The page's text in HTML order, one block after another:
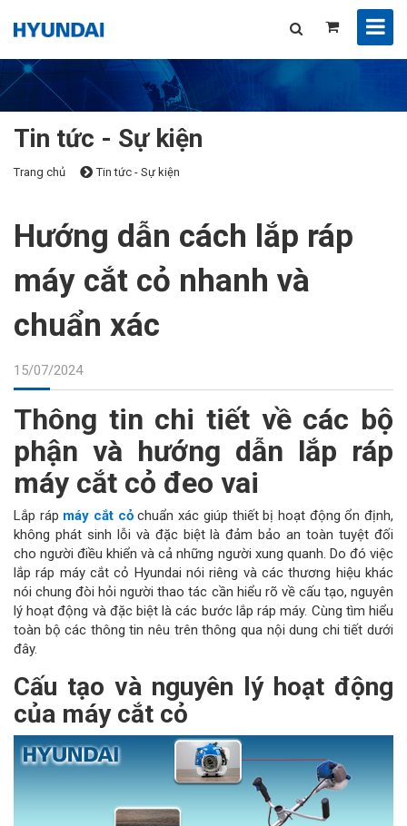
Tin tức - Sự kiện
Trang chủ Tin tức - Sự kiện
Hướng dẫn cách lắp ráp
máy cắt cỏ nhanh và
chuẩn xác
15/07/2024
Thông tin chi tiết về các bộ
phận và hướng dẫn lắp ráp
máy cắt cỏ đeo vai
Lắp ráp máy cắt cỏchuẩn xác giúp thiết bị hoạt động ổn định,
không phát sinh lỗi và đặc biệt là đảm bảo an toàn tuyệt đối
cho người điều khiển và cả những người xung quanh. Do đó việc
lắp ráp máy cắt cỏ Hyundai nói riêng và các thương hiệu khác
nói chung đòi hỏi người thao tác cần hiểu rõ về cấu tạo, nguyên
lý hoạt động và đặc biệt là các bước lắp ráp máy. Cùng tìm hiểu
toàn bộ các thông tin nêu trên thông qua nội dung chi tiết dưới
đây.
Cấu tạo và nguyên lý hoạt động
của máy cắt cỏ